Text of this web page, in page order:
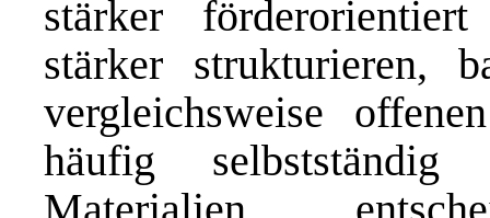
stärker
stärker strukturieren,
vergleichsweise
häufig